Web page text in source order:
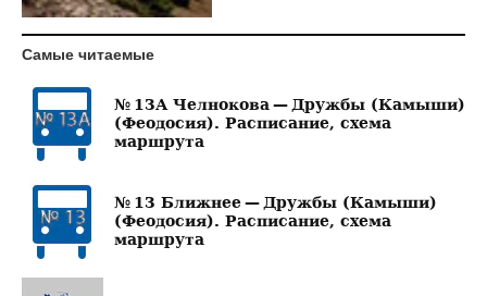
Самые читаемые
№ 13А Челнокова — Дружбы (Камыши)
(Феодосия). Расписание, схема
маршрута
№ 13 Ближнее — Дружбы (Камыши)
(Феодосия). Расписание, схема
маршрута